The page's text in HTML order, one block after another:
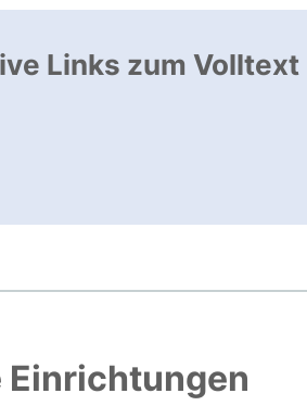
Links zum Volltext
Link, öffnet neues
Einrichtungen